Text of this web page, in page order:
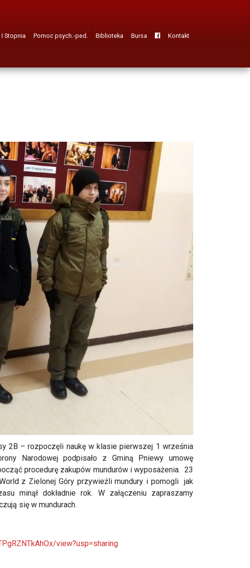
I Stopnia Pomoc psych.-ped. Biblioteka Bursa Kontakt
2B – rozpoczęli naukę w klasie pierwszej 1 września
Narodowej podpisało z Gminą Pniewy umowę
procedurę zakupów mundurów i wyposażenia. 23
z Zielonej Góry przywieźli mundury i pomogli jak
minął dokładnie rok. W załączeniu zapraszamy
się w mundurach.
view?usp=sharing